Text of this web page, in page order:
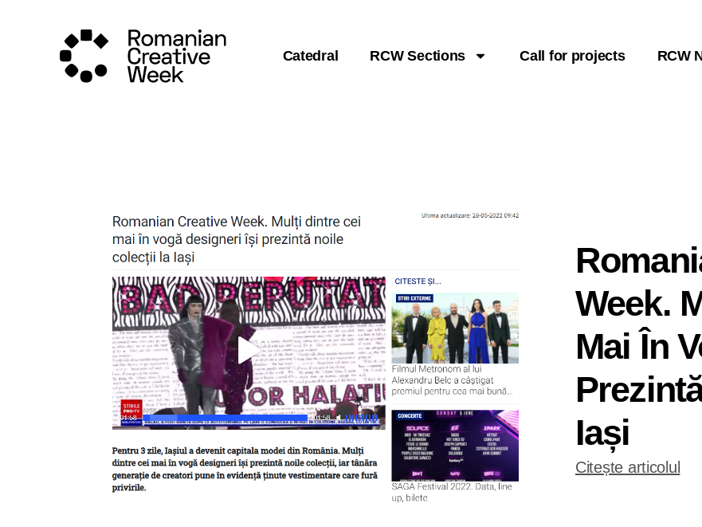
Catedral RCW Sections Call for projects RCW
Week.
Mai În
Iași
Citește articolul